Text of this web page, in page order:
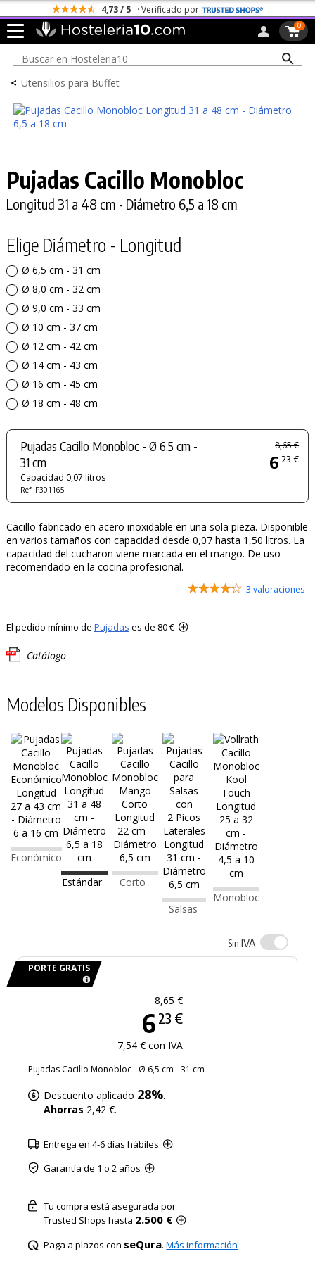
4,73 / 5 · Verificado por
0
< Utensilios para Buffet
Pujadas Cacillo Monobloc
Longitud 31 a 48 cm - Diámetro 6,5 a 18 cm
Elige Diámetro - Longitud
Ø 6,5 cm - 31 cm
Ø 8,0 cm - 32 cm
Ø 9,0 cm - 33 cm
Ø 10 cm - 37 cm
Ø 12 cm - 42 cm
Ø 14 cm - 43 cm
Ø 16 cm - 45 cm
Ø 18 cm - 48 cm
Pujadas Cacillo Monobloc - Ø 6,5 cm -
31 cm
Capacidad 0,07 litros
Ref. P301165
8,65 €
6 23 €
Cacillo fabricado en acero inoxidable en una sola pieza. Disponible
en varios tamaños con capacidad desde 0,07 hasta 1,50 litros. La
capacidad del cucharon viene marcada en el mango. De uso
recomendado en la cocina profesional.
3 valoraciones
El pedido mínimo de Pujadas es de 80 €
Catálogo
Modelos Disponibles
Económico
Estándar
Corto
Salsas
Monobloc
Sin IVA
PORTE GRATIS
8,65 €
6 23 €
7,54 € con IVA
Pujadas Cacillo Monobloc - Ø 6,5 cm - 31 cm
Descuento aplicado 28%.
Ahorras 2,42 €.
Entrega en 4-6 días hábiles
Garantía de 1 o 2 años
Tu compra está asegurada por
Trusted Shops hasta 2.500 €
Paga a plazos con seQura.Más información